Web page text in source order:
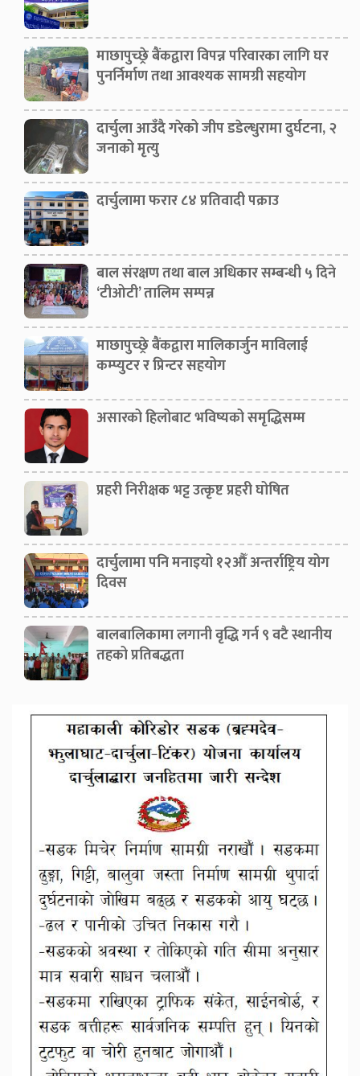
माछापुच्छ्रे बैंकद्वारा विपन्न परिवारका लागि घर
पुनर्निर्माण तथा आवश्यक सामग्री सहयोग
दार्चुला आउँदै गरेको जीप डडेल्धुरामा दुर्घटना, २
जनाको मृत्यु
दार्चुलामा फरार ८४ प्रतिवादी पक्राउ
बाल संरक्षण तथा बाल अधिकार सम्बन्धी ५ दिने
‘टीओटी’ तालिम सम्पन्न
माछापुच्छ्रे बैंकद्वारा मालिकार्जुन माविलाई
कम्प्युटर र प्रिन्टर सहयोग
असारको हिलोबाट भविष्यको समृद्धिसम्म
प्रहरी निरीक्षक भट्ट उत्कृष्ट प्रहरी घोषित
दार्चुलामा पनि मनाइयो १२औँ अन्तर्राष्ट्रिय योग
दिवस
बालबालिकामा लगानी वृद्धि गर्न ९ वटै स्थानीय
तहको प्रतिबद्धता